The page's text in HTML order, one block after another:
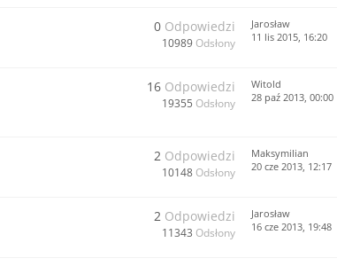
0 Odpowiedzi
10989 Odsłony
Jarosław
11 lis 2015, 16:20
16 Odpowiedzi
19355 Odsłony
Witold
28 paź 2013, 00:00
2 Odpowiedzi
10148 Odsłony
Maksymilian
20 cze 2013, 12:17
2 Odpowiedzi
11343 Odsłony
Jarosław
16 cze 2013, 19:48